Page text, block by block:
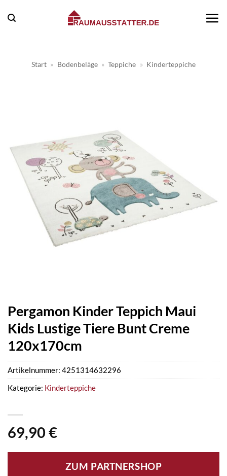
Inhalt
Start » Bodenbeläge » Teppiche » Kinderteppiche
Pergamon Kinder Teppich Maui
Kids Lustige Tiere Bunt Creme
120x170cm
69,90 €
ZUM PARTNERSHOP
Artikelnummer: 4251314632296
Kategorie: Kinderteppiche